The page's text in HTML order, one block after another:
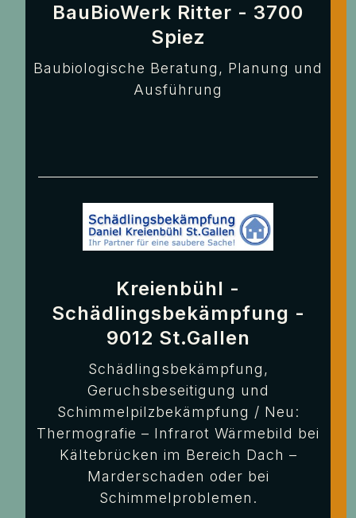
BauBioWerk Ritter - 3700
Spiez
Baubiologische Beratung, Planung und
Ausführung
Kreienbühl -
Schädlingsbekämpfung -
9012 St.Gallen
Schädlingsbekämpfung,
Geruchsbeseitigung und
Schimmelpilzbekämpfung / Neu:
Thermografie – Infrarot Wärmebild bei
Kältebrücken im Bereich Dach –
Marderschaden oder bei
Schimmelproblemen.